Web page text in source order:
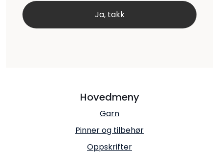
Hovedmeny
Garn
Pinner og tilbehør
Oppskrifter